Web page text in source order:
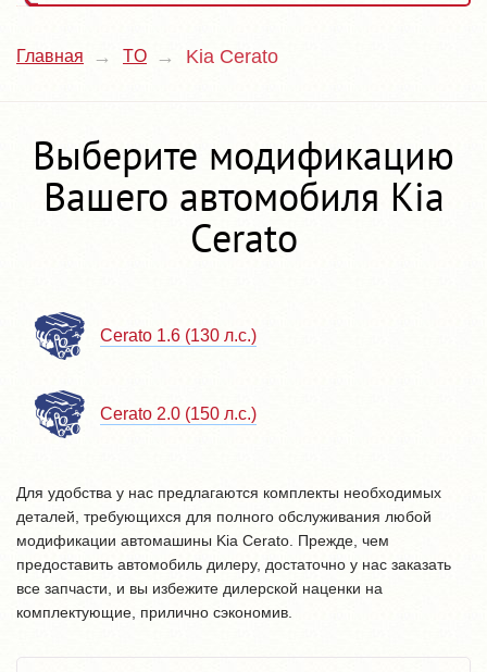
Главная TO Kia Cerato
Выберите модификацию
Вашего автомобиля Kia
Cerato
Cerato 1.6 (130 л.с.)
Cerato 2.0 (150 л.с.)
Для удобства у нас предлагаются комплекты необходимых
деталей, требующихся для полного обслуживания любой
модификации автомашины Kia Cerato. Прежде, чем
предоставить автомобиль дилеру, достаточно у нас заказать
все запчасти, и вы избежите дилерской наценки на
комплектующие, прилично сэкономив.